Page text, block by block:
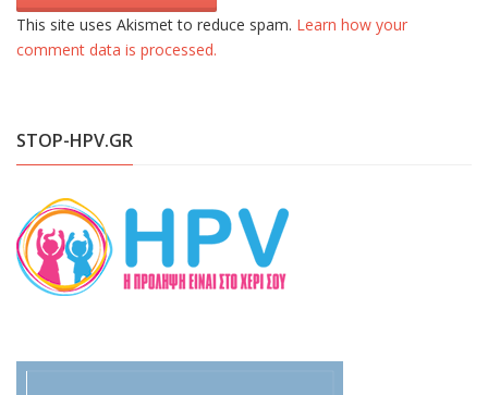
This site uses Akismet to reduce spam. Learn how your
comment data is processed.
STOP-HPV.GR